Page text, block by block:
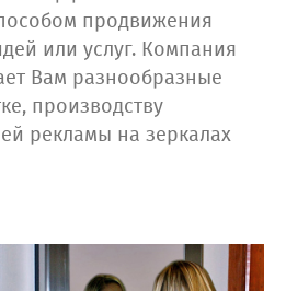
продвижения
или услуг. Компания
Вам разнообразные
производству
рекламы на зеркалах